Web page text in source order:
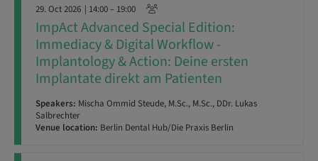
29. Oct 2026 | 14:00 – 19:00
ImpAct Advanced Special Edition:
Immediacy & Digital Workflow -
Implantology & Action: Deine ersten
Implantate direkt am Patienten
Speakers: Mischa Ommid Steude, M.Sc., M.Sc., DDr. Lukas
Salbrechter
Venue location: Berlin Dental Hub/Die Praxis Berlin